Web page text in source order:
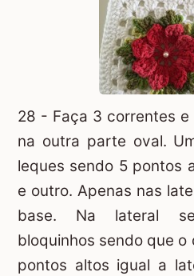
28 - Faça 3 correntes
na outra parte oval.
leques sendo 5 pontos
e outro. Apenas nas
base. Na lateral
bloquinhos sendo que o
pontos altos igual a